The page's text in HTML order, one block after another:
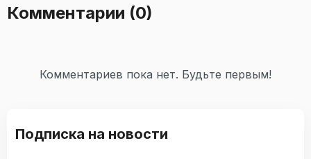
Комментарии (0)
Комментариев пока нет. Будьте первым!
Подписка на новости